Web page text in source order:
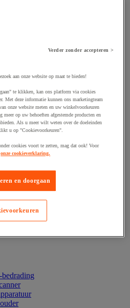
Verder zonder accepteren >
aan onze website op maat te bieden!
te klikken, kan ons platform via cookies
Met deze informatie kunnen ons marketingteam
onze website meten en uw winkelvoorkeuren
op uw behoeften afgestemde producten en
Als u meer wilt weten over de doeleinden
u op "Cookievoorkeuren".
cookies voort te zetten, mag dat ook! Voor
onze cookieverklaring.
en doorgaan